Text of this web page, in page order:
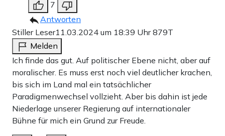
7
Antworten
Stiller Leser11.03.2024 um 18:39 Uhr879T
Melden
Ich finde das gut. Auf politischer Ebene nicht, aber auf
moralischer. Es muss erst noch viel deutlicher krachen,
bis sich im Land mal ein tatsächlicher
Paradigmenwechsel vollzieht. Aber bis dahin ist jede
Niederlage unserer Regierung auf internationaler
Bühne für mich ein Grund zur Freude.